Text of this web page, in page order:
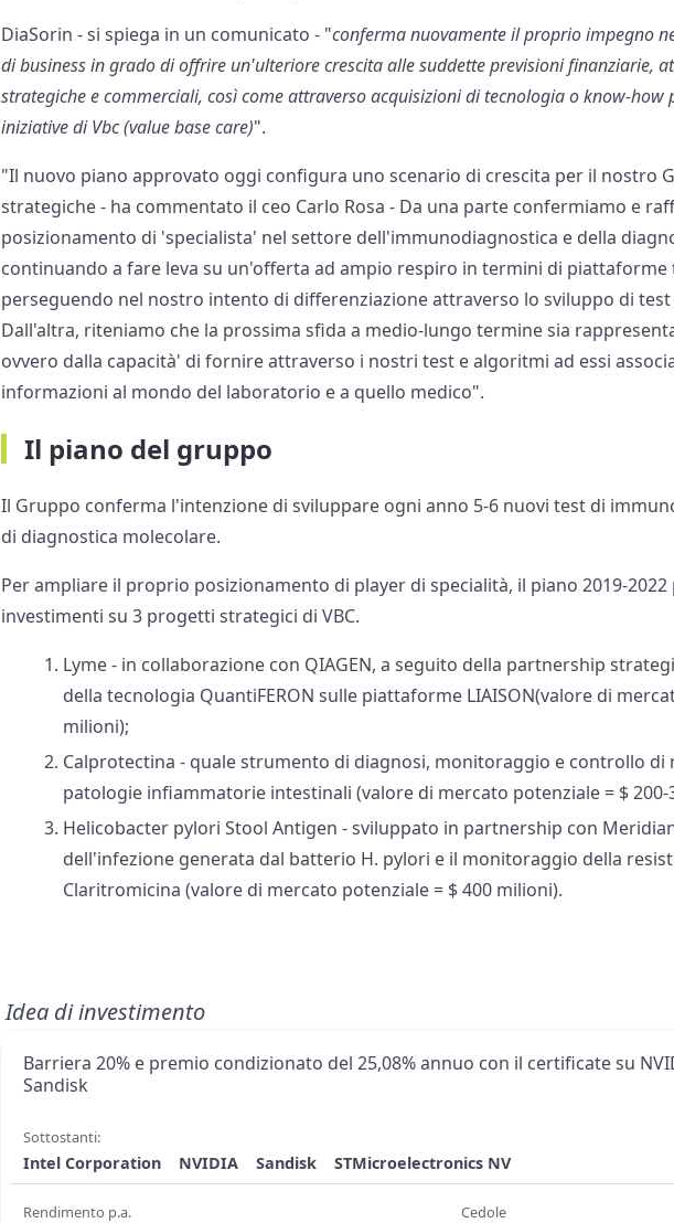
DiaSorin - si spiega in un comunicato - "conferma nuovamente il proprio impegno
di business in grado di offrire un'ulteriore crescita alle suddette previsioni finanziarie,
strategiche e commerciali, così come attraverso acquisizioni di tecnologia o know-
iniziative di Vbc (value base care)".
"Il nuovo piano approvato oggi configura uno scenario di crescita per il nostro
strategiche - ha commentato il ceo Carlo Rosa - Da una parte confermiamo e
posizionamento di 'specialista' nel settore dell'immunodiagnostica e della
continuando a fare leva su un'offerta ad ampio respiro in termini di piattaforme
perseguendo nel nostro intento di differenziazione attraverso lo sviluppo di test
Dall'altra, riteniamo che la prossima sfida a medio-lungo termine sia
ovvero dalla capacità' di fornire attraverso i nostri test e algoritmi ad essi
informazioni al mondo del laboratorio e a quello medico".
Il piano del gruppo
Il Gruppo conferma l'intenzione di sviluppare ogni anno 5-6 nuovi test di
di diagnostica molecolare.
Per ampliare il proprio posizionamento di player di specialità, il piano 2019-
investimenti su 3 progetti strategici di VBC.
Lyme - in collaborazione con QIAGEN, a seguito della partnership
della tecnologia QuantiFERON sulle piattaforme LIAISON(valore di
milioni);
Calprotectina - quale strumento di diagnosi, monitoraggio e controllo di
patologie infiammatorie intestinali (valore di mercato potenziale = $ 200-
Helicobacter pylori Stool Antigen - sviluppato in partnership con
dell'infezione generata dal batterio H. pylori e il monitoraggio della
Claritromicina (valore di mercato potenziale = $ 400 milioni).
Idea di investimento
Barriera 20% e premio condizionato del 25,08% annuo con il certificate su
Sandisk
Sottostanti:
Intel Corporation NVIDIA Sandisk STMicroelectronics NV
Rendimento p.a. Cedole